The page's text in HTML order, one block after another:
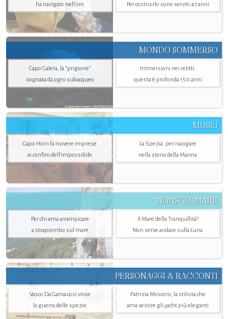
ha navigato nell’oro
Per costruirlo sono serviti 47 anni
MONDO SOMMERSO
Capo Galera, la "prigione"
sognata da ogni subacqueo
Immersioni nei relitti:
questa è profonda 150 anni
MUSEI
Capo Horn fa rivivere imprese
ai confini dell’impossibile
La Spezia. per navigare
nella storia della Marina
NONSOLOMARE
Per chi ama arrampicare
a strapiombo sul mare
Il Mare della Tranquillità?
Non serve andare sulla Luna
PERSONAGGI & RACCONTI
Vasco Da Gama così vince
la guerra delle spezie
Patrizia Mosconi, la stilista che
ama vestire gli yacht più eleganti